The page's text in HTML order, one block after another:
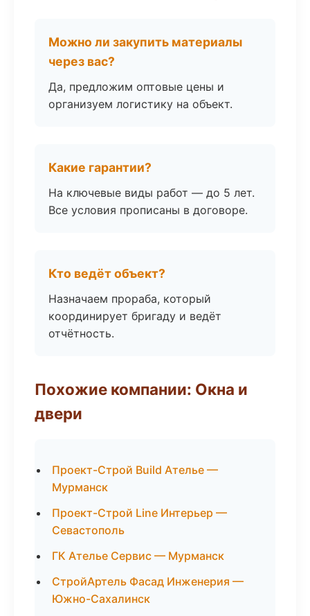
Можно ли закупить материалы
через вас?
Да, предложим оптовые цены и
организуем логистику на объект.
Какие гарантии?
На ключевые виды работ — до 5 лет.
Все условия прописаны в договоре.
Кто ведёт объект?
Назначаем прораба, который
координирует бригаду и ведёт
отчётность.
Похожие компании: Окна и
двери
Проект-Строй Build Ателье —
Мурманск
Проект-Строй Line Интерьер —
Севастополь
ГК Ателье Сервис — Мурманск
СтройАртель Фасад Инженерия —
Южно-Сахалинск